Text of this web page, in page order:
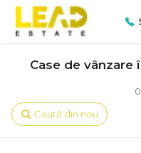
Case de vânzare
Caută din nou